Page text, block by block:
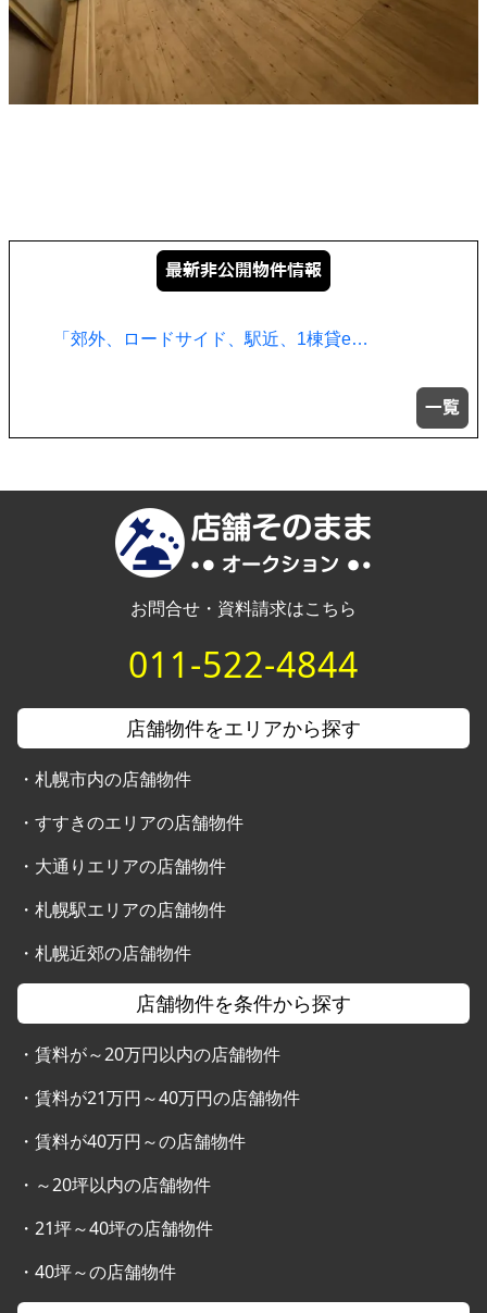
「郊外、ロードサイド、駅近、1棟貸e…
お問合せ・資料請求はこちら
011-522-4844
店舗物件をエリアから探す
・ 札幌市内の店舗物件
・ すすきのエリアの店舗物件
・ 大通りエリアの店舗物件
・ 札幌駅エリアの店舗物件
・ 札幌近郊の店舗物件
店舗物件を条件から探す
・ 賃料が～20万円以内の店舗物件
・ 賃料が21万円～40万円の店舗物件
・ 賃料が40万円～の店舗物件
・ ～20坪以内の店舗物件
・ 21坪～40坪の店舗物件
・ 40坪～の店舗物件